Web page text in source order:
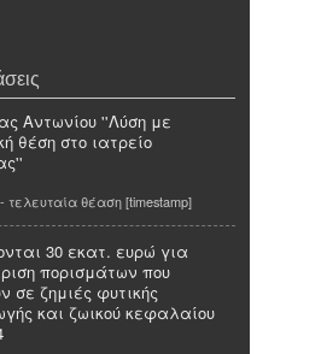
Αντωνίου ''Λύση με
θέση στο ιατρείο
- τελευταία θέαση [timestamp]
30 εκατ. ευρώ για
πορισμάτων που
σε ζημιές φυτικής
και ζωικού κεφαλαίου